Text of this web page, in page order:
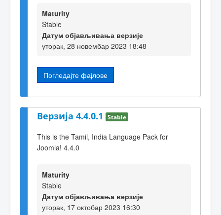
Maturity
Stable
Датум објављивања верзије
уторак, 28 новембар 2023 18:48
Погледајте фајлове
Верзија 4.4.0.1 Stable
This is the Tamil, India Language Pack for
Joomla! 4.4.0
Maturity
Stable
Датум објављивања верзије
уторак, 17 октобар 2023 16:30